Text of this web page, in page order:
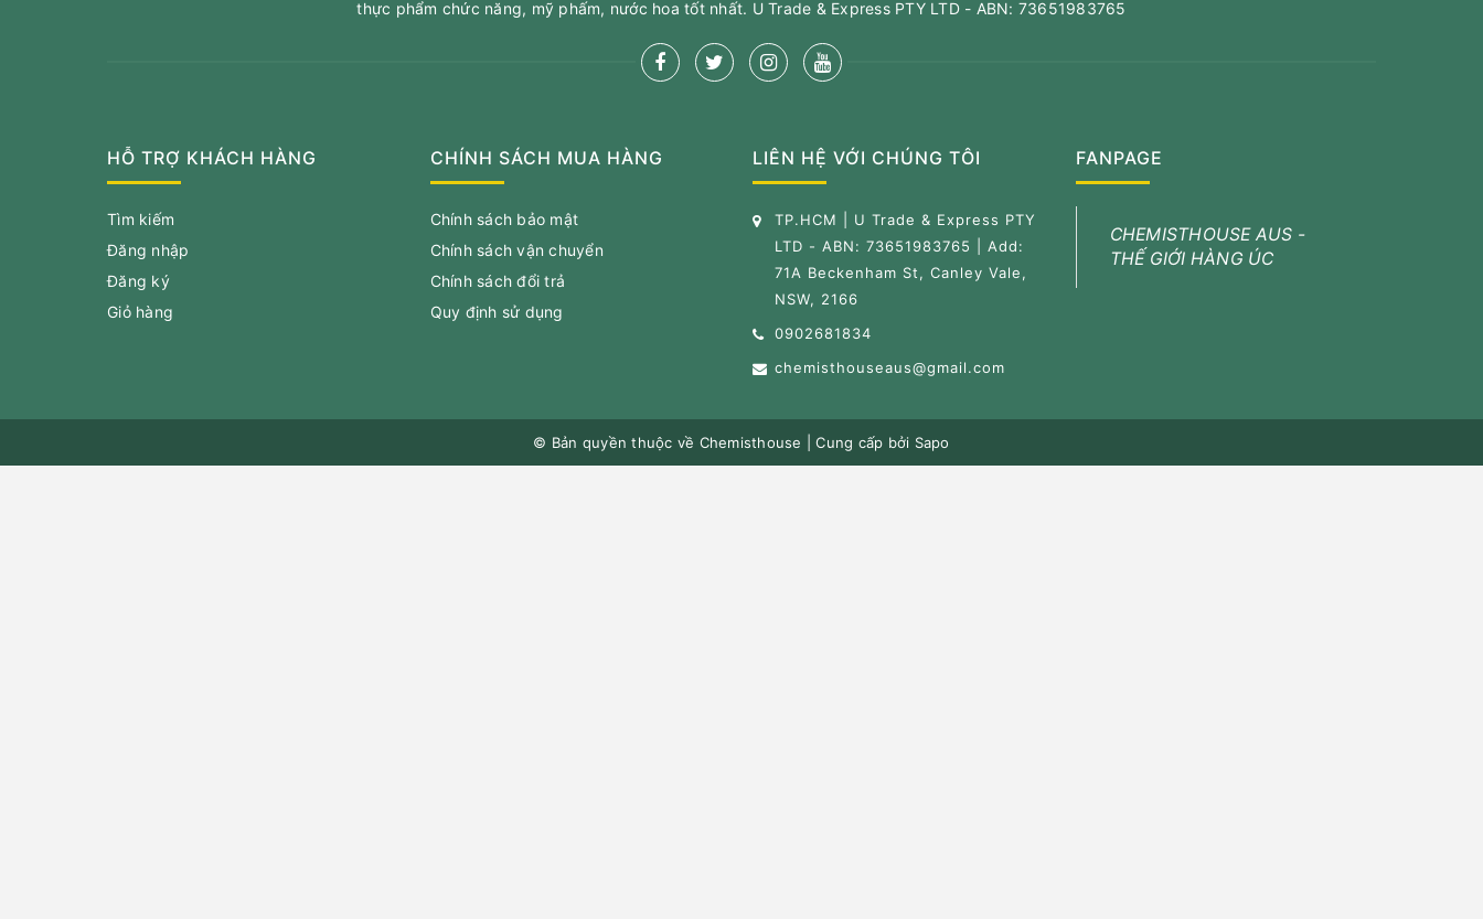
thực phẩm chức năng, mỹ phấm, nước hoa tốt nhất. U Trade & Express PTY LTD - ABN: 73651983765
HỖ TRỢ KHÁCH HÀNG
Tìm kiếm
Đăng nhập
Đăng ký
Giỏ hàng
CHÍNH SÁCH MUA HÀNG
Chính sách bảo mật
Chính sách vận chuyển
Chính sách đổi trả
Quy định sử dụng
LIÊN HỆ VỚI CHÚNG TÔI
TP.HCM | U Trade & Express PTY
LTD - ABN: 73651983765 | Add:
71A Beckenham St, Canley Vale,
NSW, 2166
0902681834
chemisthouseaus@gmail.com
FANPAGE
CHEMISTHOUSE AUS -
THẾ GIỚI HÀNG ÚC
© Bản quyền thuộc về Chemisthouse Cung cấp bởi Sapo